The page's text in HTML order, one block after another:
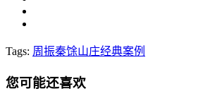
Tags: 周振秦馀山庄经典案例
您可能还喜欢